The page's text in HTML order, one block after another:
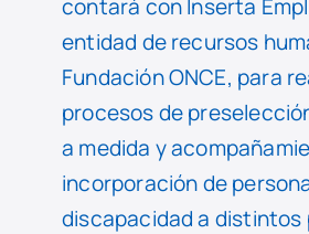
contará con Inserta
entidad de recursos
Fundación ONCE, para
procesos de
a medida y
incorporación de
discapacidad a distintos